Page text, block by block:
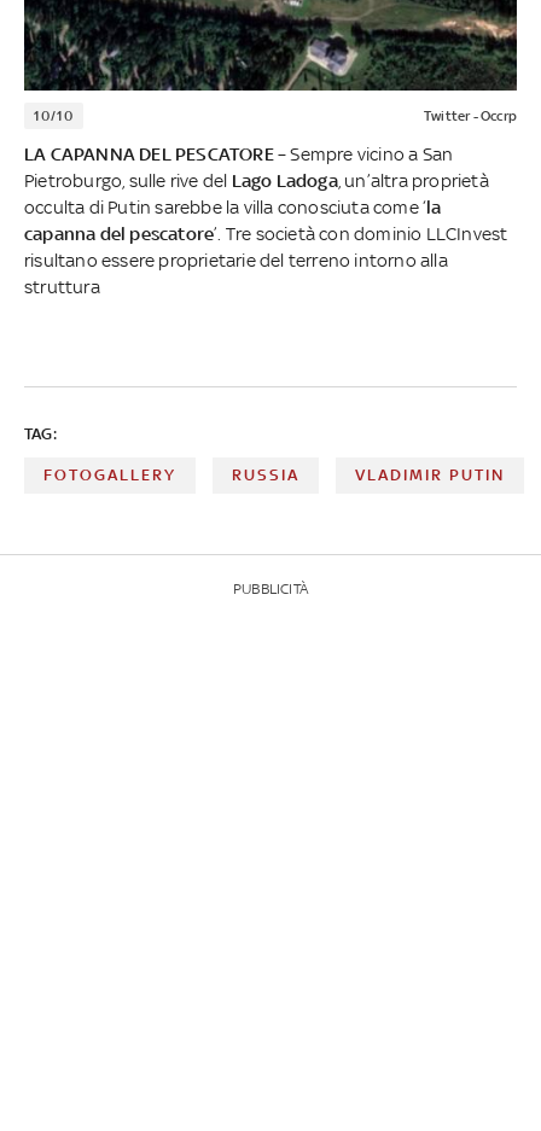
10/10 Twitter - Occrp
LA CAPANNA DEL PESCATORE– Sempre vicino a San
Pietroburgo, sulle rive del Lago Ladoga, un’altra proprietà
occulta di Putin sarebbe la villa conosciuta come ‘la
capanna del pescatore’. Tre società con dominio LLCInvest
risultano essere proprietarie del terreno intorno alla
struttura
TAG:
FOTOGALLERY RUSSIA VLADIMIR PUTIN
PUBBLICITÀ